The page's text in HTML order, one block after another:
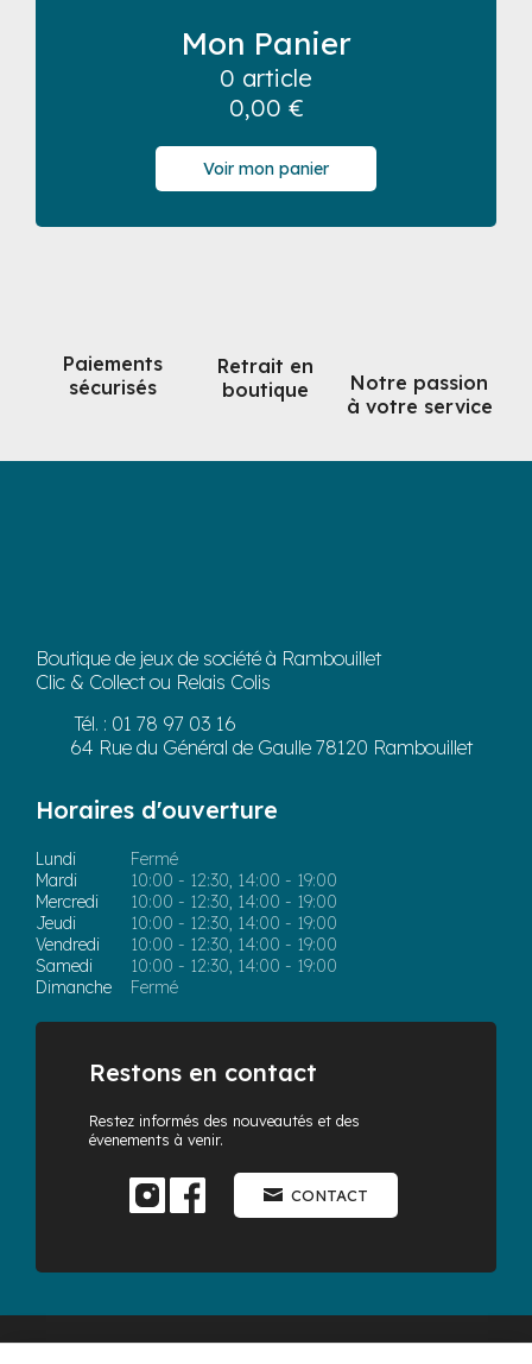
Mon Panier
0 article
0,00 €
Voir mon panier
Paiements
sécurisés
Retrait en
boutique
Notre passion
à votre service
Boutique de jeux de société à Rambouillet
Clic & Collect ou Relais Colis
Tél. : 01 78 97 03 16
64 Rue du Général de Gaulle 78120 Rambouillet
Horaires d'ouverture
Lundi
Fermé
Mardi
10:00 - 12:30, 14:00 - 19:00
Mercredi
10:00 - 12:30, 14:00 - 19:00
Jeudi
10:00 - 12:30, 14:00 - 19:00
Vendredi
10:00 - 12:30, 14:00 - 19:00
Samedi
10:00 - 12:30, 14:00 - 19:00
Dimanche
Fermé
Restons en contact
Restez informés des nouveautés et des
évenements à venir.
CONTACT
© 2026 Le Cerf Ludique - Tous droits réservés -